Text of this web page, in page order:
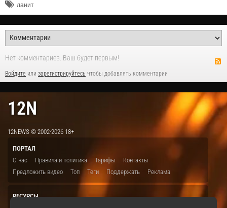
ланит
Нет комментариев. Ваш будет первым!
Войдите или зарегистрируйтесь чтобы добавлять комментарии
12N
12NEWS © 2002-2026 18+
ПОРТАЛ
О нас
Правила и политика Тарифы
Контакты
Предложить видео
Топ Теги Поддержать Реклама
РЕСУРСЫ